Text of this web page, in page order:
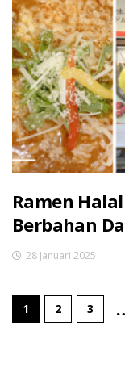
Ramen
Berbahan
28 Januari 2025
1 2 3